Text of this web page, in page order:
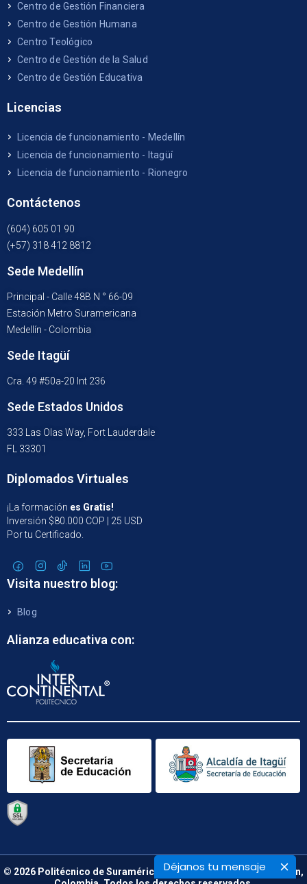
Déjanos tu mensaje
Centro de Gestión Financiera
Centro de Gestión Humana
Centro Teológico
Centro de Gestión de la Salud
Centro de Gestión Educativa
Licencias
Licencia de funcionamiento - Medellín
Licencia de funcionamiento - Itagüí
Licencia de funcionamiento - Rionegro
Contáctenos
(604) 605 01 90
(+57) 318 412 8812
Sede Medellín
Principal - Calle 48B N ° 66-09
Estación Metro Suramericana
Medellín - Colombia
Sede Itagüí
Cra. 49 #50a-20 Int 236
Sede Estados Unidos
333 Las Olas Way, Fort Lauderdale
FL 33301
Diplomados Virtuales
¡La formación es Gratis!
Inversión $80.000 COP | 25 USD
Por tu Certificado.
Visita nuestro blog:
Blog
Alianza educativa con:
© 2026 Politécnico de Suramérica. Calle 48 B N° 66 – 09. Medellín,